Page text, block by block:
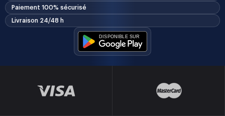
Paiement 100% sécurisé
Livraison 24/48 h